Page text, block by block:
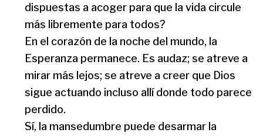
dispuestas a acoger para que la vida circule
más libremente para todos?
En el corazón de la noche del mundo, la
Esperanza permanece. Es audaz; se atreve a
mirar más lejos; se atreve a creer que Dios
sigue actuando incluso allí donde todo parece
perdido.
Sí, la mansedumbre puede desarmar la